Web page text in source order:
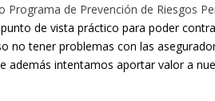
Programa de Prevención de Riesgos
de vista práctico para poder
no tener problemas con las
además intentamos aportar valor a